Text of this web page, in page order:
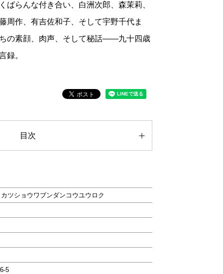
ばらんな付き合い、白洲次郎、森茉莉、
周作、有吉佐和子、そして宇野千代ま
の素顔、肉声、そして秘話――九十四歳
録。
目次
ツショウワブンダンコウユウロク
5